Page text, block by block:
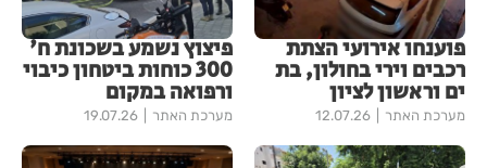
פוענחו אירועי הצתת
רכבים וירי בחולון, בת
ים וראשון לציון
מערכת האתר 12.07.26
פיצוץ נשמע בשכונת ח'
300 כוחות ביטחון כיבוי
ורפואה במקום
מערכת האתר 19.07.26